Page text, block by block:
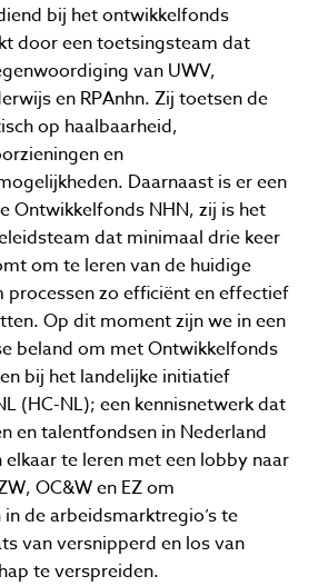
bij het ontwikkelfonds
door een toetsingsteam dat
van UWV,
en RPAnhn. Zij toetsen de
op haalbaarheid,
en
Daarnaast is er een
Ontwikkelfonds NHN, zij is het
dat minimaal drie keer
om te leren van de huidige
processen zo efficiënt en effectief
Op dit moment zijn we in een
beland om met Ontwikkelfonds
bij het landelijke initiatief
(HC-NL); een kennisnetwerk dat
en talentfondsen in Nederland
te leren met een lobby naar
OC&W en EZ om
de arbeidsmarktregio’s te
van versnipperd en los van
te verspreiden.